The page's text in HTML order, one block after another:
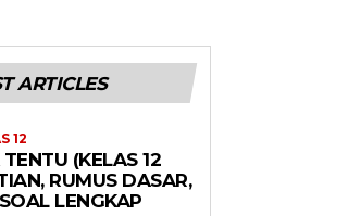
ARTICLES
12
(KELAS 12
RUMUS DASAR,
LENGKAP